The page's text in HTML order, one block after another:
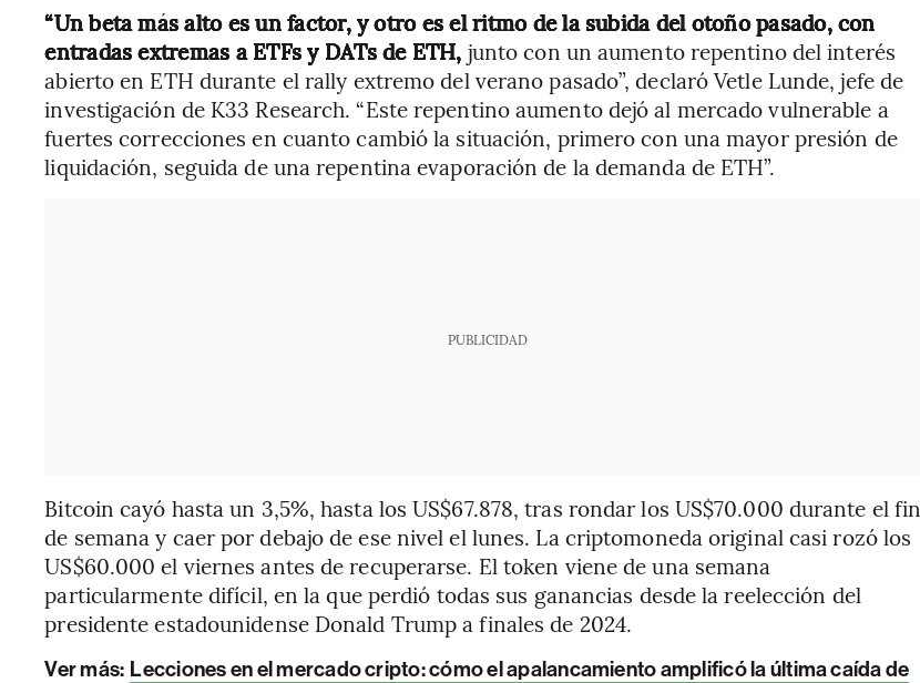
“Un beta más alto es un factor, y otro es el ritmo de la subida del otoño pasado, con
entradas extremas a ETFs y DATs de ETH, junto con un aumento repentino del interés
abierto en ETH durante el rally extremo del verano pasado”, declaró Vetle Lunde, jefe de
investigación de K33 Research. “Este repentino aumento dejó al mercado vulnerable a
fuertes correcciones en cuanto cambió la situación, primero con una mayor presión de
liquidación, seguida de una repentina evaporación de la demanda de ETH”.
PUBLICIDAD
Bitcoin cayó hasta un 3,5%, hasta los US$67.878, tras rondar los US$70.000 durante el fin
de semana y caer por debajo de ese nivel el lunes. La criptomoneda original casi rozó los
US$60.000 el viernes antes de recuperarse. El token viene de una semana
particularmente difícil, en la que perdió todas sus ganancias desde la reelección del
presidente estadounidense Donald Trump a finales de 2024.
Ver más: Lecciones en el mercado cripto: cómo el apalancamiento amplificó la última caída de